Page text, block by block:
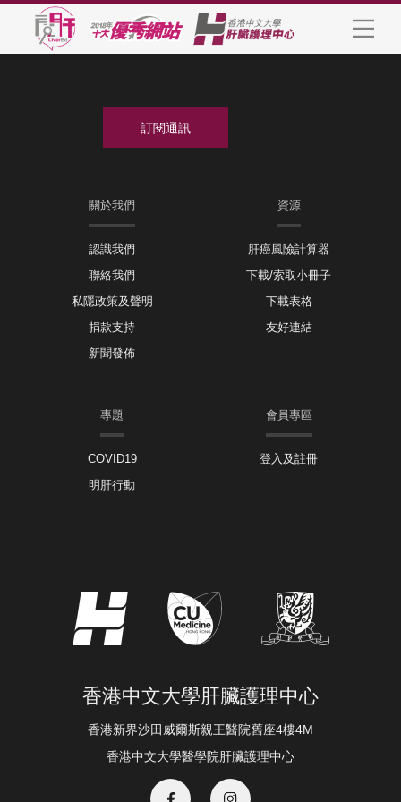
關於我們
認識我們
聯絡我們
私隱政策及聲明
捐款支持
新聞發佈
資源
肝癌風險計算器
下載/索取小冊子
下載表格
友好連結
專題
COVID19
明肝行動
會員專區
登入及註冊
香港中文大學肝臟護理中心
香港新界沙田威爾斯親王醫院舊座4樓4M
香港中文大學醫學院肝臟護理中心